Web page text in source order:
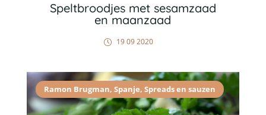
Speltbroodjes met sesamzaad
en maanzaad
19 09 2020
Ramon Brugman, Spanje, Spreads en sauzen